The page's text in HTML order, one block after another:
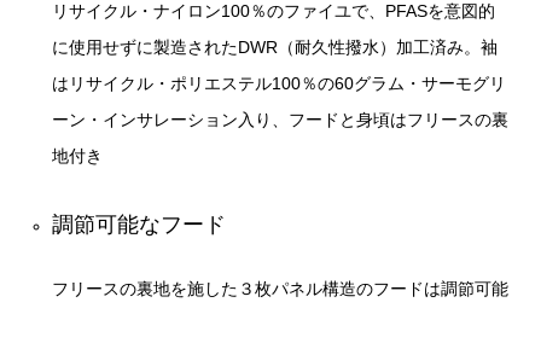
リサイクル・ナイロン100％のファイユで、PFASを意図的
に使用せずに製造されたDWR（耐久性撥水）加工済み。袖
はリサイクル・ポリエステル100％の60グラム・サーモグリ
ーン・インサレーション入り、フードと身頃はフリースの裏
地付き
調節可能なフード
フリースの裏地を施した３枚パネル構造のフードは調節可能